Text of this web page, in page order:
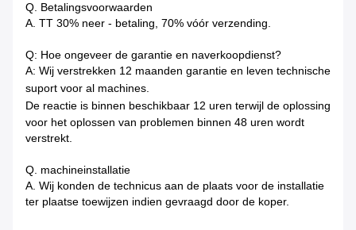
Q. Betalingsvoorwaarden
A. TT 30% neer - betaling, 70% vóór verzending.
Q: Hoe ongeveer de garantie en naverkoopdienst?
A: Wij verstrekken 12 maanden garantie en leven technische
suport voor al machines.
De reactie is binnen beschikbaar 12 uren terwijl de oplossing
voor het oplossen van problemen binnen 48 uren wordt
verstrekt.
Q. machineinstallatie
A. Wij konden de technicus aan de plaats voor de installatie
ter plaatse toewijzen indien gevraagd door de koper.